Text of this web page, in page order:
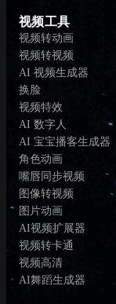
视频工具
视频转动画
视频转视频
AI 视频生成器
换脸
视频特效
AI 数字人
AI 宝宝播客生成器
角色动画
嘴唇同步视频
图像转视频
图片动画
AI视频扩展器
视频转卡通
视频高清
AI舞蹈生成器